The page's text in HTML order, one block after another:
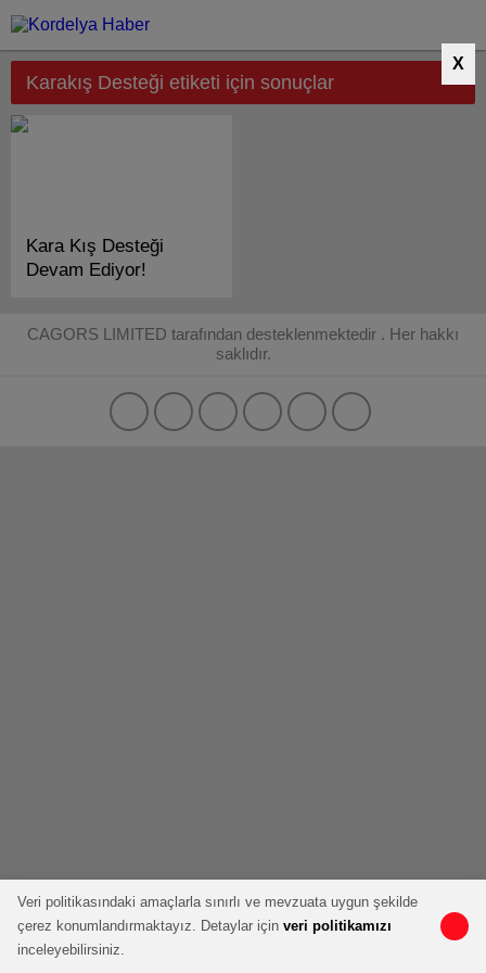
X
Karakış Desteği etiketi için sonuçlar
Kara Kış Desteği
Devam Ediyor!
CAGORS LIMITED tarafından desteklenmektedir . Her hakkı
saklıdır.
Veri politikasındaki amaçlarla sınırlı ve mevzuata uygun şekilde
çerez konumlandırmaktayız. Detaylar için veri politikamızı
inceleyebilirsiniz.